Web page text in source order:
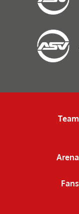
Team
Arena
Fans